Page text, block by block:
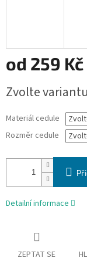
od 259 Kč
cena:
Zvolte variantu
Materiál cedule
Rozměr cedule
Detailní informace
ZEPTAT SE